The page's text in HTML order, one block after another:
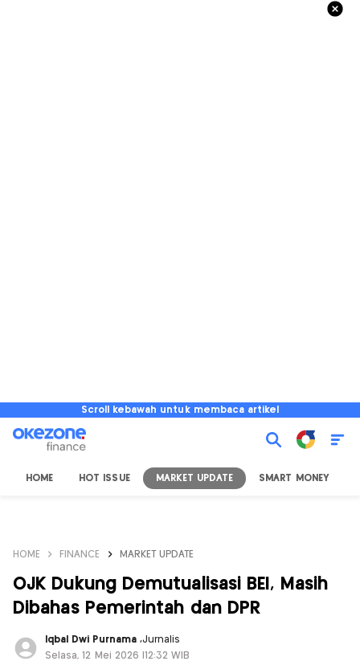
Scroll kebawah untuk membaca artikel
HOME HOT ISSUE MARKET UPDATE SMART MONEY
HOME FINANCE MARKET UPDATE
OJK Dukung Demutualisasi BEI, Masih
Dibahas Pemerintah dan DPR
Iqbal Dwi Purnama ,Jurnalis
Selasa, 12 Mei 2026 |12:32 WIB